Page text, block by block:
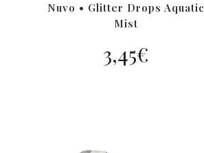
Nuvo • Glitter Drops Aquatic
Mist
3,45€